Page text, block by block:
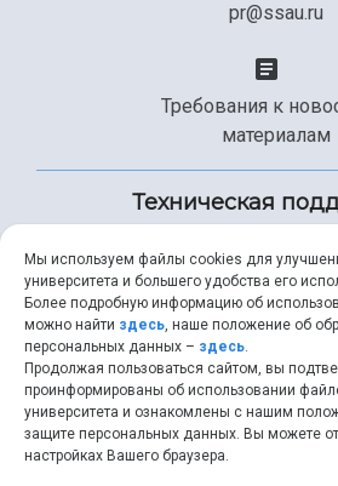
pr@ssau.ru
Требования к
материалам
Техническая
+7 (846) 267-
help@ssau.ru
Мы используем файлы cookies для
университета и большего удобства его
Более подробную информацию об
можно найти здесь, наше положение об
персональных данных – здесь.
Продолжая пользоваться сайтом, вы
проинформированы об использовании
университета и ознакомлены с нашим
защите персональных данных. Вы можете
настройках Вашего браузера.